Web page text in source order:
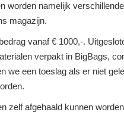
worden namelijk
magazijn.
vanaf € 1000,-.
verpakt in BigBags,
een toeslag als er niet
zelf afgehaald kunnen